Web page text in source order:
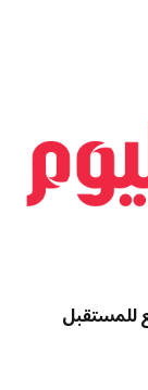
للمستقبل